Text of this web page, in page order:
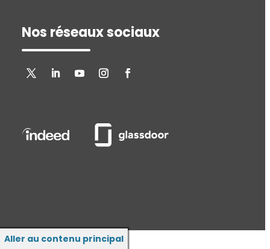
Nos réseaux sociaux
Aller au contenu principal